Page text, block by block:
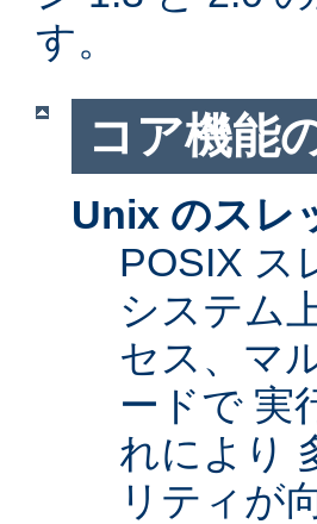
す。
コア機能
Unix のスレ
POSIX ス
システム
セス、マ
ードで 実
れにより
リティが